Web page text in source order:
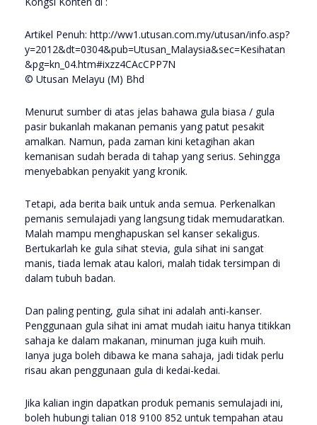
Artikel Penuh: http://ww1.utusan.com.my/utusan/info.asp?
y=2012&dt=0304&pub=Utusan_Malaysia&sec=Kesihatan
&pg=kn_04.htm#ixzz4CAcCPP7N
© Utusan Melayu (M) Bhd
Menurut sumber di atas jelas bahawa gula biasa / gula
pasir bukanlah makanan pemanis yang patut pesakit
amalkan. Namun, pada zaman kini ketagihan akan
kemanisan sudah berada di tahap yang serius. Sehingga
menyebabkan penyakit yang kronik.
Tetapi, ada berita baik untuk anda semua. Perkenalkan
pemanis semulajadi yang langsung tidak memudaratkan.
Malah mampu menghapuskan sel kanser sekaligus.
Bertukarlah ke gula sihat stevia, gula sihat ini sangat
manis, tiada lemak atau kalori, malah tidak tersimpan di
dalam tubuh badan.
Dan paling penting, gula sihat ini adalah anti-kanser.
Penggunaan gula sihat ini amat mudah iaitu hanya titikkan
sahaja ke dalam makanan, minuman juga kuih muih.
Ianya juga boleh dibawa ke mana sahaja, jadi tidak perlu
risau akan penggunaan gula di kedai-kedai.
Jika kalian ingin dapatkan produk pemanis semulajadi ini,
boleh hubungi talian 018 9100 852 untuk tempahan atau